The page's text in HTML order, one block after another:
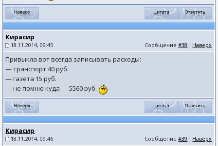
Кирасир
18.11.2014, 09:45 Сообщение#38 | Наверх
Привыкла вот всегда записывать расходы:
— транспорт 40 руб.
— газета 15 руб.
— не помню куда — 5560 руб.
Кирасир
18.11.2014, 09:46 Сообщение#39 | Наверх